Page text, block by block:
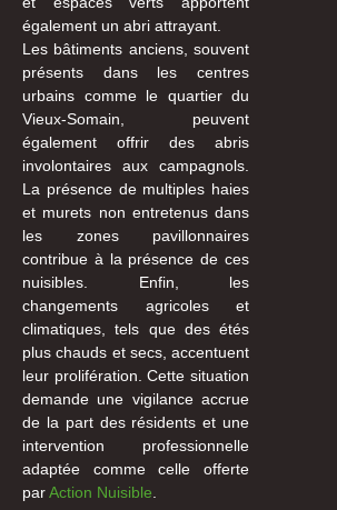
également un abri attrayant.
Les bâtiments anciens, souvent
présents dans les centres
urbains comme le quartier du
Vieux-Somain, peuvent
également offrir des abris
involontaires aux campagnols.
La présence de multiples haies
et murets non entretenus dans
les zones pavillonnaires
contribue à la présence de ces
nuisibles. Enfin, les
changements agricoles et
climatiques, tels que des étés
plus chauds et secs, accentuent
leur prolifération. Cette situation
demande une vigilance accrue
de la part des résidents et une
intervention professionnelle
adaptée comme celle offerte
parAction Nuisible